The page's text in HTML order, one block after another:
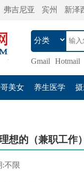
弗吉尼亚 宾州 新泽
Gmail Hotmail
美女 养生医学
想的（兼职工作
不限